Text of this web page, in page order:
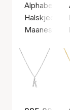
Alphabet
Halskjeder,
Maanesten